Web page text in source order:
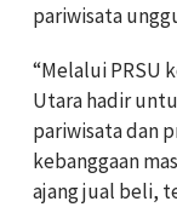
pariwisata
“Melalui PRSU
Utara hadir
pariwisata dan
kebanggaan
ajang jual beli,